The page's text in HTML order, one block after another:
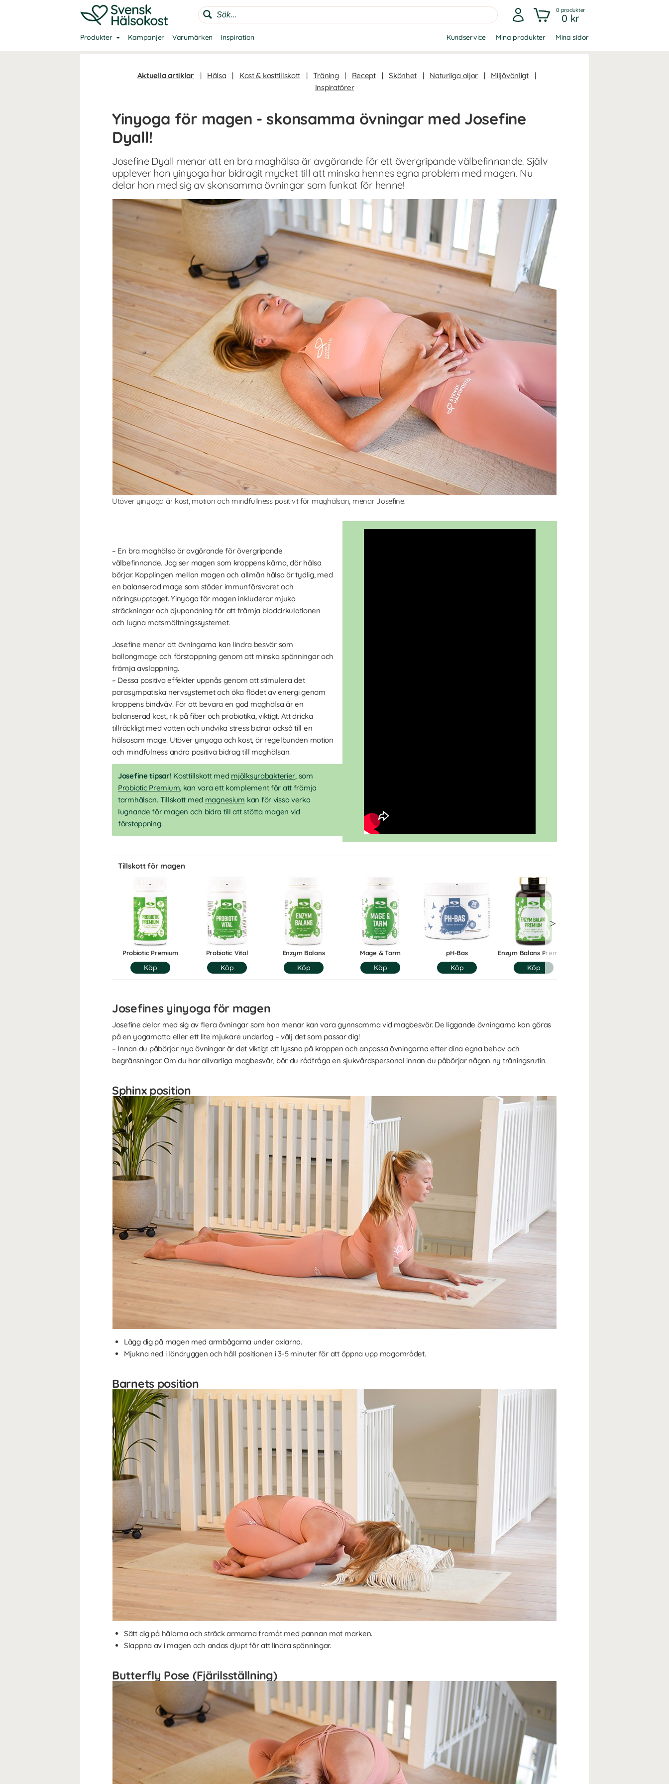
0 produkter
0 kr
Produkter Kampanjer Varumärken Inspiration Kundservice Mina produkter Mina sidor
Aktuella artiklar | Hälsa | Kost & kosttillskott | Träning | Recept | Skönhet | Naturliga oljor | Miljövänligt
|
Inspiratörer
Yinyoga för magen - skonsamma övningar med Josefine
Dyall!
Josefine Dyall menar att en bra maghälsa är avgörande för ett övergripande välbefinnande. Själv
upplever hon yinyoga har bidragit mycket till att minska hennes egna problem med magen. Nu
delar hon med sig av skonsamma övningar som funkat för henne!
Utöver yinyoga är kost, motion och mindfullness positivt för maghälsan, menar Josefine.
– En bra maghälsa är avgörande för övergripande
välbefinnande. Jag ser magen som kroppens kärna, där hälsa
börjar. Kopplingen mellan magen och allmän hälsa är tydlig, med
en balanserad mage som stöder immunförsvaret och
näringsupptaget. Yinyoga för magen inkluderar mjuka
sträckningar och djupandning för att främja blodcirkulationen
och lugna matsmältningssystemet.
Josefine menar att övningarna kan lindra besvär som
ballongmage och förstoppning genom att minska spänningar och
främja avslappning.
– Dessa positiva effekter uppnås genom att stimulera det
parasympatiska nervsystemet och öka flödet av energi genom
kroppens bindväv. För att bevara en god maghälsa är en
balanserad kost, rik på fiber och probiotika, viktigt. Att dricka
tillräckligt med vatten och undvika stress bidrar också till en
hälsosam mage. Utöver yinyoga och kost, är regelbunden motion
och mindfulness andra positiva bidrag till maghälsan.
Josefine tipsar! Kosttillskott med mjölksyrabakterier, som
Probiotic Premium, kan vara ett komplement för att främja
tarmhälsan. Tillskott med magnesium kan för vissa verka
lugnande för magen och bidra till att stötta magen vid
förstoppning.
Tillskott för magen
Probiotic Premium Probiotic Vital Enzym Balans Mage & Tarm pH-Bas Enzym Balans Premium
Josefines yinyoga för magen
Josefine delar med sig av flera övningar som hon menar kan vara gynnsamma vid magbesvär. De liggande övningarna kan göras
på en yogamatta eller ett lite mjukare underlag – välj det som passar dig!
– Innan du påbörjar nya övningar är det viktigt att lyssna på kroppen och anpassa övningarna efter dina egna behov och
begränsningar. Om du har allvarliga magbesvär, bör du rådfråga en sjukvårdspersonal innan du påbörjar någon ny träningsrutin.
Sphinx position
Lägg dig på magen med armbågarna under axlarna.
Mjukna ned i ländryggen och håll positionen i 3-5 minuter för att öppna upp magområdet.
Barnets position
Sätt dig på hälarna och sträck armarna framåt med pannan mot marken.
Slappna av i magen och andas djupt för att lindra spänningar.
Butterfly Pose (Fjärilsställning)